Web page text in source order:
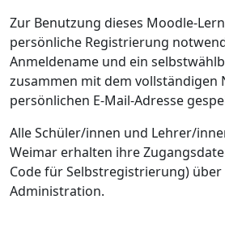
Zur Benutzung dieses Moodle-
persönliche Registrierung
Anmeldename und ein
zusammen mit dem vollständigen
persönlichen E-Mail-Adresse
Alle Schüler/innen und Lehrer/
Weimar erhalten ihre
Code für Selbstregistrierung) über
Administration.